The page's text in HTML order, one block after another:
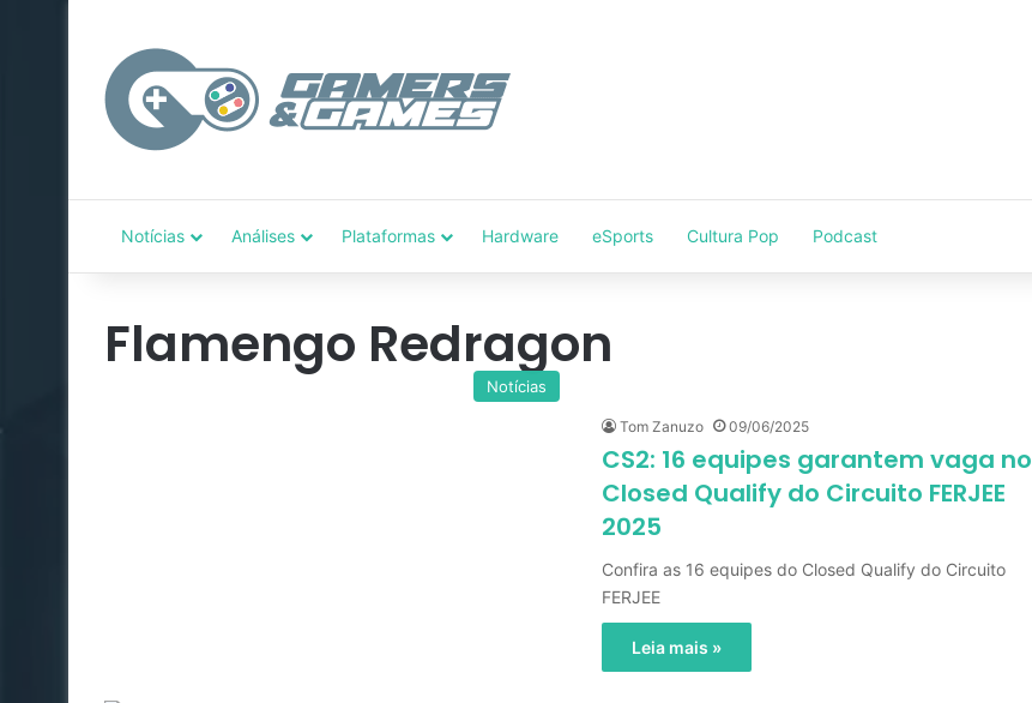
Notícias Análises Plataformas Hardware eSports Cultura Pop Podcast
Flamengo Redragon
Notícias
Tom Zanuzo 09/06/2025
CS2: 16 equipes garantem vaga no
Closed Qualify do Circuito FERJEE
2025
Confira as 16 equipes do Closed Qualify do Circuito
FERJEE
Leia mais »